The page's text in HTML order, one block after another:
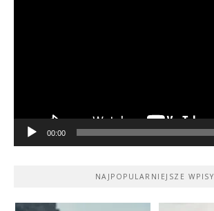
00:00
NAJPOPULARNIEJSZE WPISY